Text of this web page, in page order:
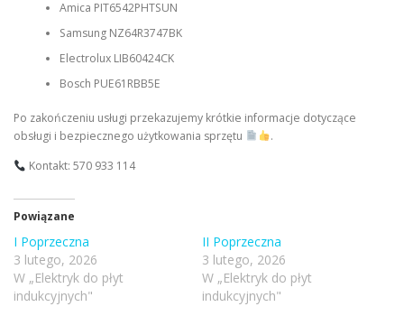
Amica PIT6542PHTSUN
Samsung NZ64R3747BK
Electrolux LIB60424CK
Bosch PUE61RBB5E
Po zakończeniu usługi przekazujemy krótkie informacje dotyczące
obsługi i bezpiecznego użytkowania sprzętu
.
Kontakt: 570 933 114
Powiązane
I Poprzeczna
3 lutego, 2026
W „Elektryk do płyt
indukcyjnych"
II Poprzeczna
3 lutego, 2026
W „Elektryk do płyt
indukcyjnych"